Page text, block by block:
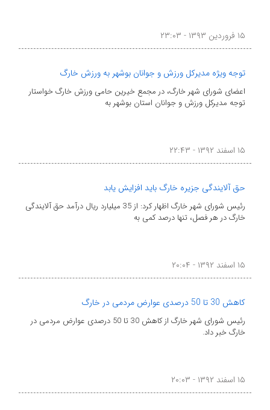
۱۵ فروردین ۱۳۹۳ - ۲۳:۰۳
توجه ویژه مدیرکل ورزش و جوانان بوشهر به ورزش خارگ
اعضای شورای شهر خارگ، در مجمع خیرین حامی ورزش خارگ خواستار
توجه مدیرکل ورزش و جوانان استان بوشهر به
۱۵ اسفند ۱۳۹۲ - ۲۲:۴۳
حق آلایندگی جزیره خارگ باید افزایش یابد
رئیس شورای شهر خارگ اظهار کرد: از 35 میلیارد ریال درآمد حق آلایندگی
خارگ در هر فصل، تنها درصد کمی به
۱۵ اسفند ۱۳۹۲ - ۲۰:۰۴
کاهش 30 تا 50 درصدی عوارض مردمی در خارگ
رئیس شورای شهر خارگ از کاهش 30 تا 50 درصدی عوارض مردمی در
خارگ خبر داد.
۱۵ اسفند ۱۳۹۲ - ۲۰:۰۳